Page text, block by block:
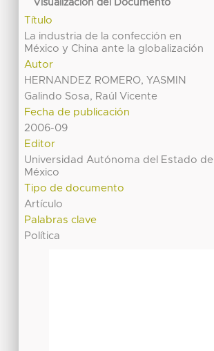
Visualización del Documento
Título
La industria de la confección en
México y China ante la globalización
Autor
HERNANDEZ ROMERO, YASMIN
Galindo Sosa, Raúl Vicente
Fecha de publicación
2006-09
Editor
Universidad Autónoma del Estado de
México
Tipo de documento
Artículo
Palabras clave
Política